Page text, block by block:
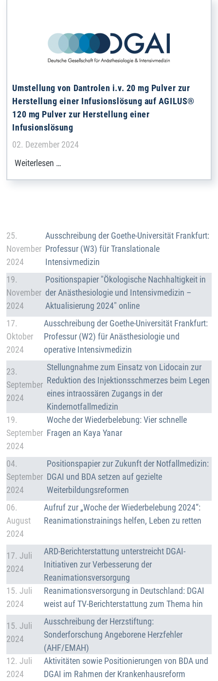
Umstellung von Dantrolen i.v. 20 mg Pulver zur
Herstellung einer Infusionslösung auf AGILUS®
120 mg Pulver zur Herstellung einer
Infusionslösung
Details
02. Dezember 2024
Weiterlesen …
Details
25.
November
2024
Ausschreibung der Goethe-Universität Frankfurt:
Professur (W3) für Translationale
Intensivmedizin
Details
19.
November
2024
Positionspapier "Ökologische Nachhaltigkeit in
der Anästhesiologie und Intensivmedizin –
Aktualisierung 2024" online
Details
17.
Oktober
2024
Ausschreibung der Goethe-Universität Frankfurt:
Professur (W2) für Anästhesiologie und
operative Intensivmedizin
Details
23.
September
2024
Stellungnahme zum Einsatz von Lidocain zur
Reduktion des Injektionsschmerzes beim Legen
eines intraossären Zugangs in der
Kindernotfallmedizin
Details
19.
September
2024
Woche der Wiederbelebung: Vier schnelle
Fragen an Kaya Yanar
Details
04.
September
2024
Positionspapier zur Zukunft der Notfallmedizin:
DGAI und BDA setzen auf gezielte
Weiterbildungsreformen
Details
06.
August
2024
Aufruf zur „Woche der Wiederbelebung 2024“:
Reanimationstrainings helfen, Leben zu retten
Details
17. Juli
2024
ARD-Berichterstattung unterstreicht DGAI-
Initiativen zur Verbesserung der
Reanimationsversorgung
Details
15. Juli
2024
Reanimationsversorgung in Deutschland: DGAI
weist auf TV-Berichterstattung zum Thema hin
Details
15. Juli
2024
Ausschreibung der Herzstiftung:
Sonderforschung Angeborene Herzfehler
(AHF/EMAH)
Details
12. Juli
2024
Aktivitäten sowie Positionierungen von BDA und
DGAI im Rahmen der Krankenhausreform